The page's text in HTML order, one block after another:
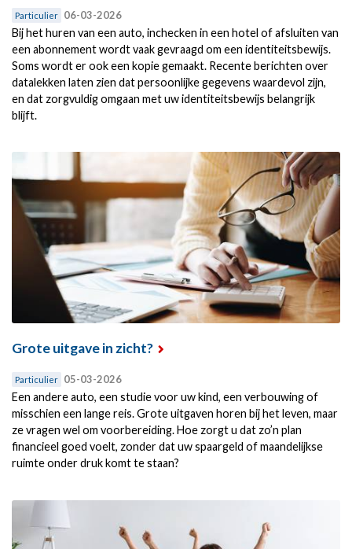
Particulier 06-03-2026
Bij het huren van een auto, inchecken in een hotel of afsluiten van
een abonnement wordt vaak gevraagd om een identiteitsbewijs.
Soms wordt er ook een kopie gemaakt. Recente berichten over
datalekken laten zien dat persoonlijke gegevens waardevol zijn,
en dat zorgvuldig omgaan met uw identiteitsbewijs belangrijk
blijft.
Grote uitgave in zicht?
Particulier 05-03-2026
Een andere auto, een studie voor uw kind, een verbouwing of
misschien een lange reis. Grote uitgaven horen bij het leven, maar
ze vragen wel om voorbereiding. Hoe zorgt u dat zo’n plan
financieel goed voelt, zonder dat uw spaargeld of maandelijkse
ruimte onder druk komt te staan?